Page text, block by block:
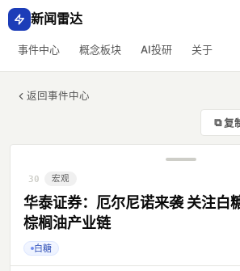
新闻雷达
事件中心 概念板块 AI投研 关于
返回事件中心
⧉ 复
30 宏观
华泰证券：厄尔尼诺来袭 关注白
棕榈油产业链
白糖